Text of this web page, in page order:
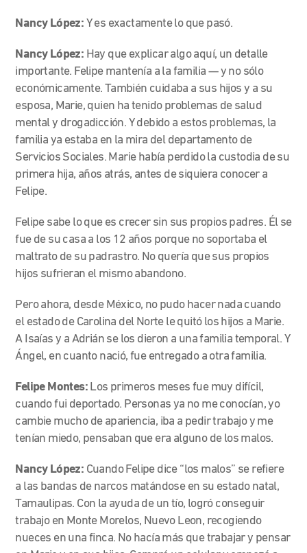
Nancy López: Y es exactamente lo que pasó.
Nancy López: Hay que explicar algo aquí, un detalle
importante. Felipe mantenía a la familia — y no sólo
económicamente. También cuidaba a sus hijos y a su
esposa, Marie, quien ha tenido problemas de salud
mental y drogadicción. Y debido a estos problemas, la
familia ya estaba en la mira del departamento de
Servicios Sociales. Marie había perdido la custodia de su
primera hija, años atrás, antes de siquiera conocer a
Felipe.
Felipe sabe lo que es crecer sin sus propios padres. Él se
fue de su casa a los 12 años porque no soportaba el
maltrato de su padrastro. No quería que sus propios
hijos sufrieran el mismo abandono.
Pero ahora, desde México, no pudo hacer nada cuando
el estado de Carolina del Norte le quitó los hijos a Marie.
A Isaías y a Adrián se los dieron a una familia temporal. Y
Ángel, en cuanto nació, fue entregado a otra familia.
Felipe Montes: Los primeros meses fue muy difícil,
cuando fui deportado. Personas ya no me conocían, yo
cambie mucho de apariencia, iba a pedir trabajo y me
tenían miedo, pensaban que era alguno de los malos.
Nancy López: Cuando Felipe dice “los malos” se refiere
a las bandas de narcos matándose en su estado natal,
Tamaulipas. Con la ayuda de un tío, logró conseguir
trabajo en Monte Morelos, Nuevo Leon, recogiendo
nueces en una finca. No hacía más que trabajar y pensar